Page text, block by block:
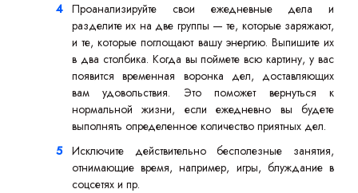
Проанализируйте свои ежедневные дела и
разделите их на две группы — те, которые заряжают,
и те, которые поглощают вашу энергию. Выпишите их
в два столбика. Когда вы поймете всю картину, у вас
появится временная воронка дел, доставляющих
вам удовольствия. Это поможет вернуться к
нормальной жизни, если ежедневно вы будете
выполнять определенное количество приятных дел.
Исключите действительно бесполезные занятия,
отнимающие время, например, игры, блуждание в
соцсетях и пр.